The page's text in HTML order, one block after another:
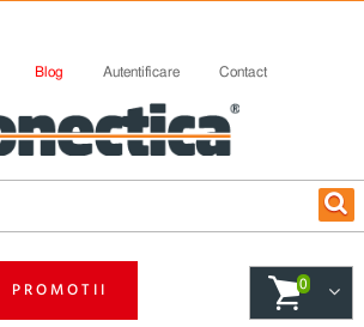
Blog Autentificare Contact
PROMOTII 0